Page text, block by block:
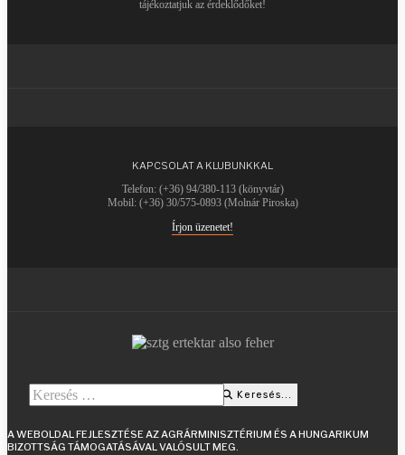
tájékoztatjuk az érdeklődőket!
KAPCSOLAT A KLUBUNKKAL
Telefon: (+36) 94/380-113 (könyvtár)
Mobil: (+36) 30/575-0893 (Molnár Piroska)
Írjon üzenetet!
Keresés...
Keresés...
A WEBOLDAL FEJLESZTÉSE AZ AGRÁRMINISZTÉRIUM ÉS A HUNGARIKUM
BIZOTTSÁG TÁMOGATÁSÁVAL VALÓSULT MEG.